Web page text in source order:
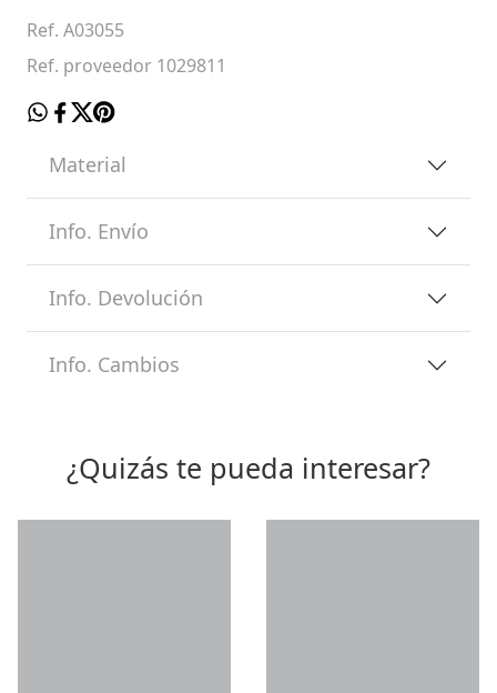
Ref. A03055
Ref. proveedor 1029811
Material
Info. Envío
Info. Devolución
Info. Cambios
¿Quizás te pueda interesar?